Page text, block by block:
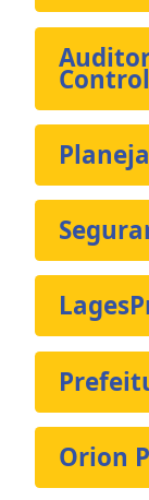
Orion